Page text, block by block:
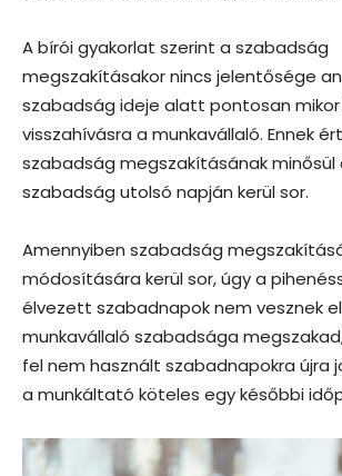
A bírói gyakorlat szerint a szabadság
megszakításakor nincs jelentősége
szabadság ideje alatt pontosan mikor
visszahívásra a munkavállaló. Ennek
szabadság megszakításának minősül
szabadság utolsó napján kerül sor.
Amennyiben szabadság
módosítására kerül sor, úgy a
élvezett szabadnapok nem vesznek
munkavállaló szabadsága
fel nem használt szabadnapokra újra
a munkáltató köteles egy későbbi